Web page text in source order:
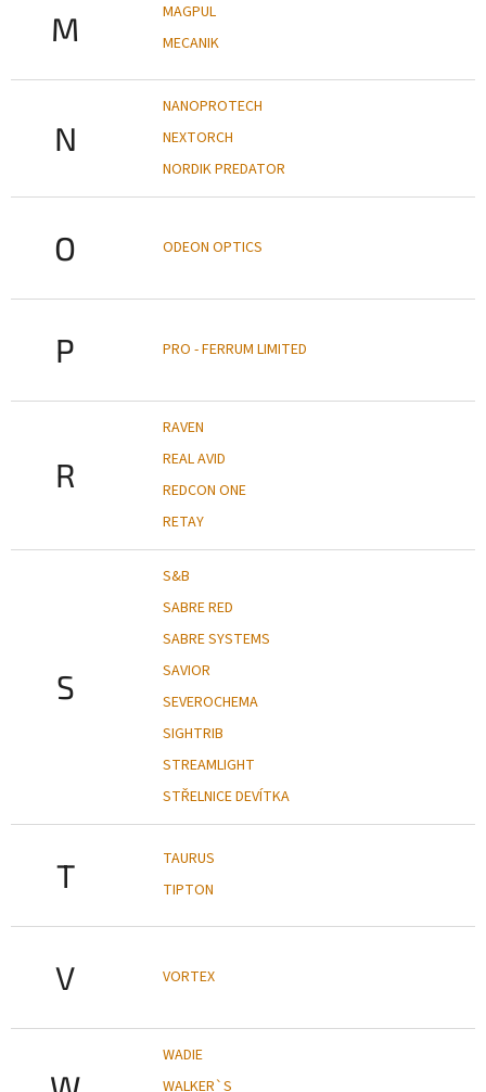
M
MAGPUL
MECANIK
N
NANOPROTECH
NEXTORCH
NORDIK PREDATOR
O ODEON OPTICS
P PRO - FERRUM LIMITED
R
RAVEN
REAL AVID
REDCON ONE
RETAY
S
S&B
SABRE RED
SABRE SYSTEMS
SAVIOR
SEVEROCHEMA
SIGHTRIB
STREAMLIGHT
STŘELNICE DEVÍTKA
T
TAURUS
TIPTON
V VORTEX
WADIE
WALKER`S